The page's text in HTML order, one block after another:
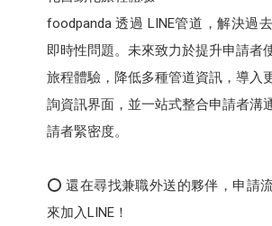
foodpanda 透過 LINE管道，解決過
即時性問題。未來致力於提升申請者
旅程體驗，降低多種管道資訊，導入
詢資訊界面，並一站式整合申請者溝
請者緊密度。
⭕ 還在尋找兼職外送的夥伴，申請
來加入LINE！